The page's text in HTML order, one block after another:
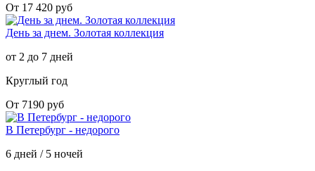
От 17 420 руб
День за днем. Золотая коллекция
от 2 до 7 дней
Круглый год
От 7190 руб
В Петербург - недорого
6 дней / 5 ночей